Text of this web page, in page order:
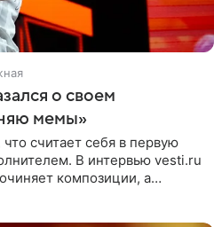
о своем
мемы»
считает себя в первую
В интервью vesti.ru
композиции, а